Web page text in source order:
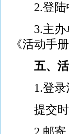
2.登陆中
3.主办单
《活动手
五、
1.登录活
提交时
2.邮寄。